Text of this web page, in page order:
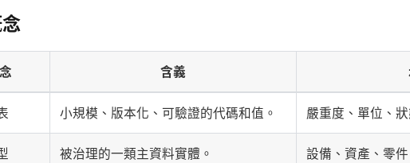
含義
小規模、版本化、可驗證的代碼和值。 嚴重度、單位、
被治理的一類主資料實體。 設備、資產、零